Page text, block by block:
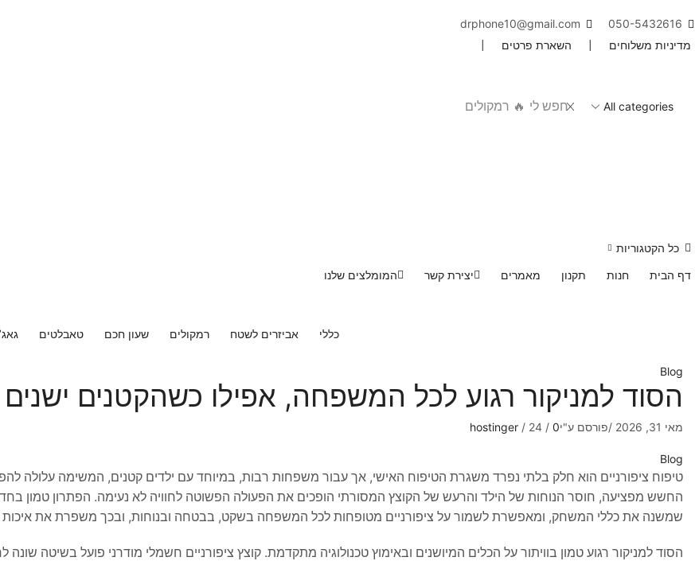
050-5432616
drphone10@gmail.com
מדיניות משלוחים
השארת פרטים
חפש לי 🔥 רמקולים
כל הקטגוריות
דף הבית
חנות תקנון מאמרים יצירת קשר המומלצים שלנו
כללי אביזרים לשטח רמקולים שעון חכם טאבלטים
Blog
הסוד למניקור רגוע לכל המשפחה, אפילו כשהקטנים ישנים
מאי 31, 2026 /פורסם ע"י hostinger / 24 / 0
Blog
טיפוח ציפורניים הוא חלק בלתי נפרד משגרת הטיפוח האישי, אך עבור משפחות רבות, במיוחד עם ילדים קטנים, המשימה עלולה
החשש מפציעה, חוסר הנוחות של הילד והרעש של הקוצץ המסורתי הופכים את הפעולה הפשוטה לחוויה לא נעימה. הפתרון טמון
שמשנה את כללי המשחק, ומאפשרת לשמור על ציפורניים מטופחות לכל המשפחה בשקט, בבטחה ובנוחות, ובכך משפרת את איכות
הסוד למניקור רגוע טמון בוויתור על הכלים המיושנים ובאימוץ טכנולוגיה מתקדמת. קוצץ ציפורניים חשמלי מודרני פועל בשיטה שונה